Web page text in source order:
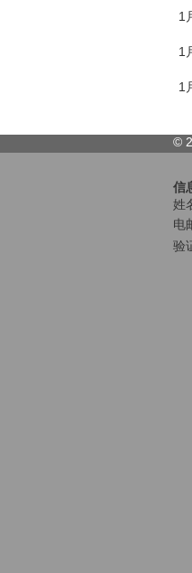
1
1
1
©
信
姓
电
验